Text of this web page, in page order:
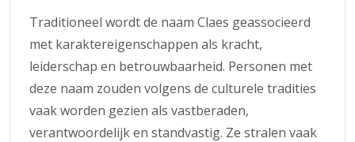
Traditioneel wordt de naam Claes geassocieerd
met karaktereigenschappen als kracht,
leiderschap en betrouwbaarheid. Personen met
deze naam zouden volgens de culturele tradities
vaak worden gezien als vastberaden,
verantwoordelijk en standvastig. Ze stralen vaak